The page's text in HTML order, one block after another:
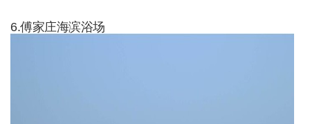
6.傅家庄海滨浴场